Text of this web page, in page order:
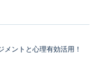
メントと心理有効活用！